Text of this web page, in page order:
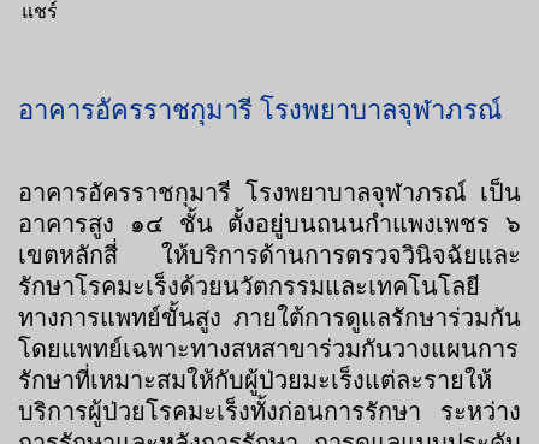
แชร์
อาคารอัครราชกุมารี โรงพยาบาลจุฬาภรณ์
อาคารอัครราชกุมารี โรงพยาบาลจุฬาภรณ์ เป็น
อาคารสูง ๑๔ ชั้น ตั้งอยู่บนถนนกำแพงเพชร ๖
เขตหลักสี่ ให้บริการด้านการตรวจวินิจฉัยและ
รักษาโรคมะเร็งด้วยนวัตกรรมและเทคโนโลยี
ทางการแพทย์ขั้นสูง ภายใต้การดูแลรักษาร่วมกัน
โดยแพทย์เฉพาะทางสหสาขาร่วมกันวางแผนการ
รักษาที่เหมาะสมให้กับผู้ป่วยมะเร็งแต่ละรายให้
บริการผู้ป่วยโรคมะเร็งทั้งก่อนการรักษา ระหว่าง